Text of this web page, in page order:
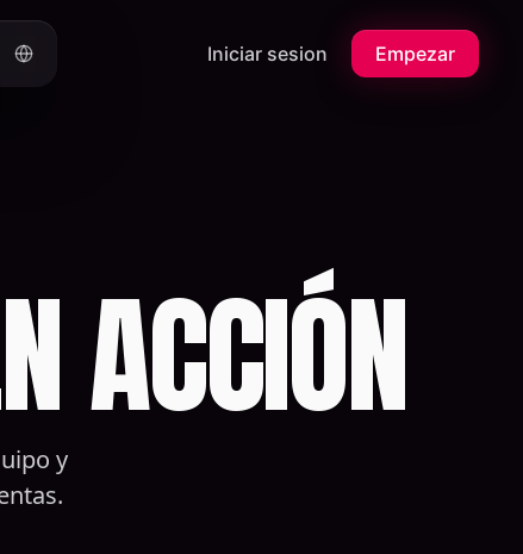
Iniciar sesion Empezar
ACCIÓN
y